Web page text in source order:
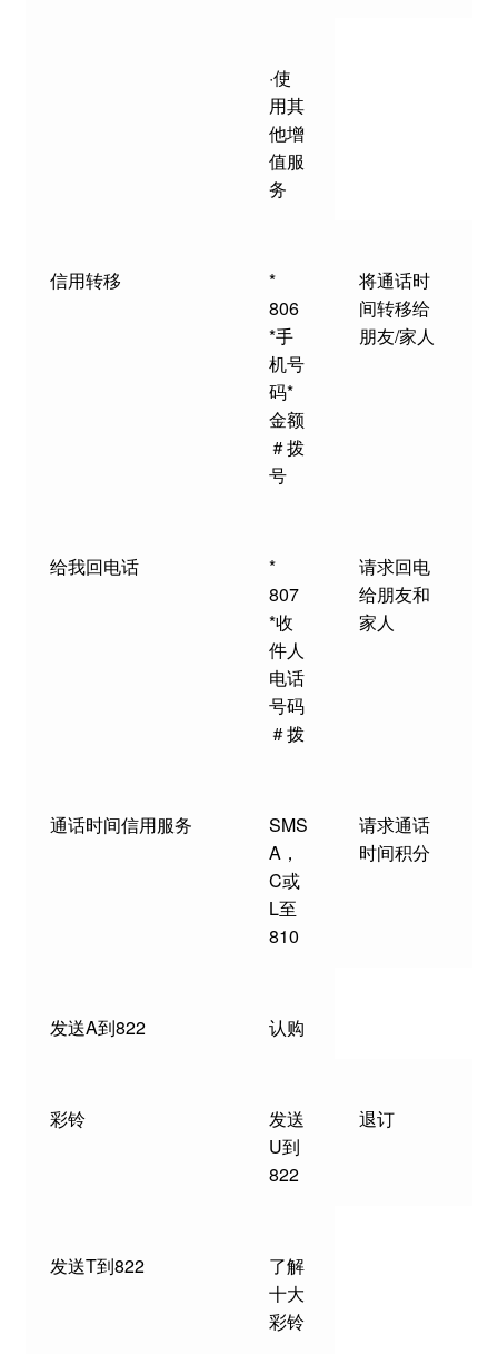
·使
用其
他增
值服
务
信用转移
*
806
*手
机号
码*
金额
＃拨
号
将通话时
间转移给
朋友/家人
给我回电话
*
807
*收
件人
电话
号码
＃拨
请求回电
给朋友和
家人
通话时间信用服务
SMS
A，
C或
L至
810
请求通话
时间积分
发送A到822 认购
彩铃
发送
U到
822
退订
发送T到822
了解
十大
彩铃